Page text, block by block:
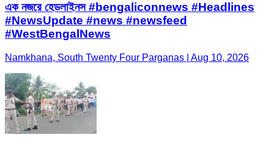
এক নজরে হেডলাইনস #bengaliconnews #Headlines
#NewsUpdate #news #newsfeed
#WestBengalNews
Namkhana, South Twenty Four Parganas | Aug 10, 2026